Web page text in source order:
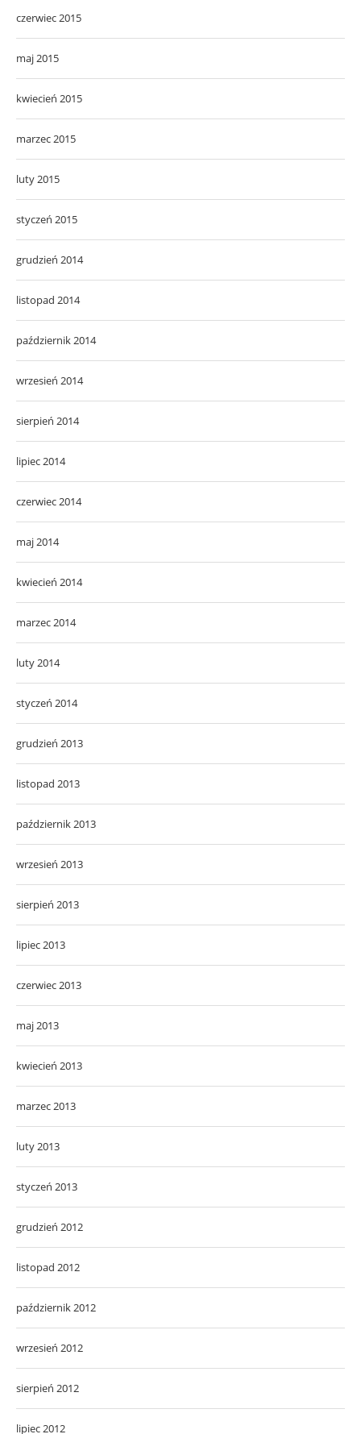
czerwiec 2015
maj 2015
kwiecień 2015
marzec 2015
luty 2015
styczeń 2015
grudzień 2014
listopad 2014
październik 2014
wrzesień 2014
sierpień 2014
lipiec 2014
czerwiec 2014
maj 2014
kwiecień 2014
marzec 2014
luty 2014
styczeń 2014
grudzień 2013
listopad 2013
październik 2013
wrzesień 2013
sierpień 2013
lipiec 2013
czerwiec 2013
maj 2013
kwiecień 2013
marzec 2013
luty 2013
styczeń 2013
grudzień 2012
listopad 2012
październik 2012
wrzesień 2012
sierpień 2012
lipiec 2012